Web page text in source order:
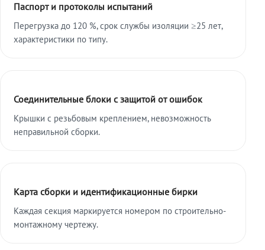
Паспорт и протоколы испытаний
Перегрузка до 120 %, срок службы изоляции ≥25 лет,
характеристики по типу.
Соединительные блоки с защитой от ошибок
Крышки с резьбовым креплением, невозможность
неправильной сборки.
Карта сборки и идентификационные бирки
Каждая секция маркируется номером по строительно-
монтажному чертежу.